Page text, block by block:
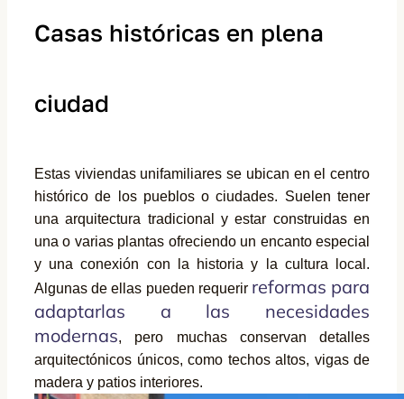
Casas históricas en plena
ciudad
Estas viviendas unifamiliares se ubican en el centro
histórico de los pueblos o ciudades. Suelen tener
una arquitectura tradicional y estar construidas en
una o varias plantas ofreciendo un encanto especial
y una conexión con la historia y la cultura local.
Algunas de ellas pueden requerir reformas para
adaptarlas a las necesidades
modernas, pero muchas conservan detalles
arquitectónicos únicos, como techos altos, vigas de
madera y patios interiores.